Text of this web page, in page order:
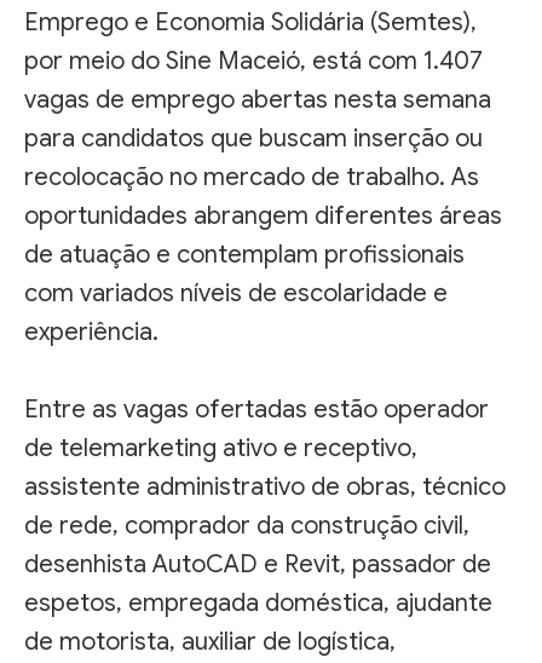
Emprego e Economia Solidária (Semtes),
por meio do Sine Maceió, está com 1.407
vagas de emprego abertas nesta semana
para candidatos que buscam inserção ou
recolocação no mercado de trabalho. As
oportunidades abrangem diferentes áreas
de atuação e contemplam profissionais
com variados níveis de escolaridade e
experiência.
Entre as vagas ofertadas estão operador
de telemarketing ativo e receptivo,
assistente administrativo de obras, técnico
de rede, comprador da construção civil,
desenhista AutoCAD e Revit, passador de
espetos, empregada doméstica, ajudante
de motorista, auxiliar de logística,